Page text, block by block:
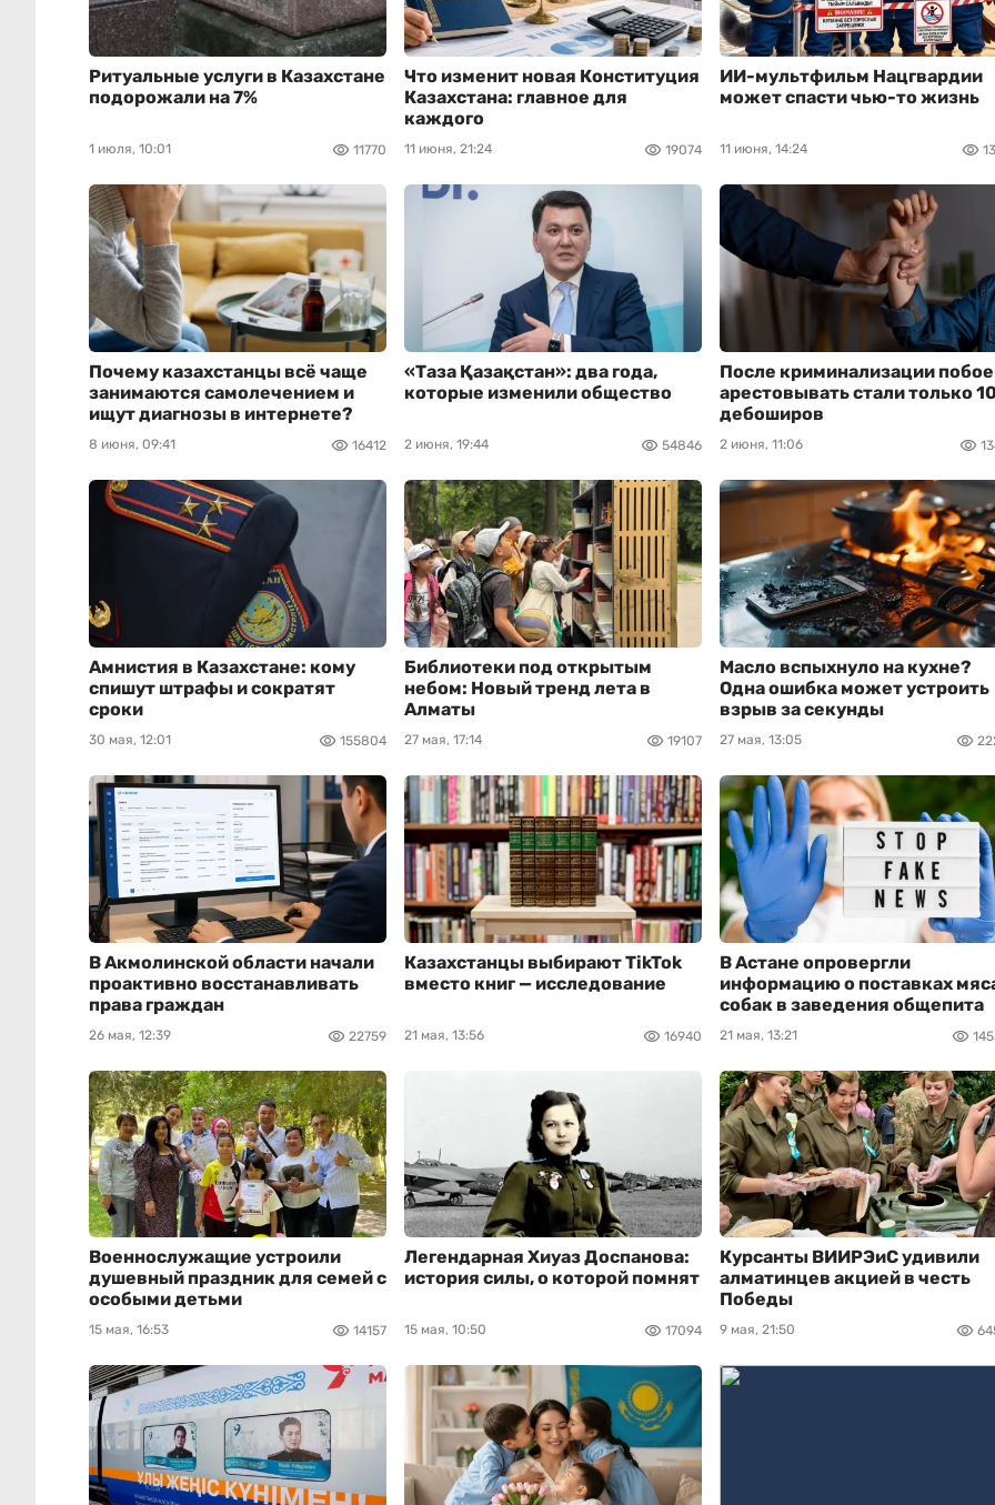
Ритуальные услуги в Казахстане
подорожали на 7%
1 июля, 10:01 11770
Что изменит новая Конституция
Казахстана: главное для
каждого
11 июня, 21:24 19074
ИИ-мультфильм Нацгвардии
может спасти чью-то жизнь
11 июня, 14:24
Почему казахстанцы всё чаще
занимаются самолечением и
ищут диагнозы в интернете?
8 июня, 09:41 16412
«Таза Қазақстан»: два года,
которые изменили общество
2 июня, 19:44 54846
После криминализации
арестовывать стали только
дебоширов
2 июня, 11:06
Амнистия в Казахстане: кому
спишут штрафы и сократят
сроки
30 мая, 12:01 155804
Библиотеки под открытым
небом: Новый тренд лета в
Алматы
27 мая, 17:14 19107
Масло вспыхнуло на кухне?
Одна ошибка может устроить
взрыв за секунды
27 мая, 13:05
В Акмолинской области начали
проактивно восстанавливать
права граждан
26 мая, 12:39 22759
Казахстанцы выбирают TikTok
вместо книг — исследование
21 мая, 13:56 16940
В Астане опровергли
информацию о поставках
собак в заведения общепита
21 мая, 13:21
Военнослужащие устроили
душевный праздник для семей с
особыми детьми
15 мая, 16:53 14157
Легендарная Хиуаз Доспанова:
история силы, о которой помнят
15 мая, 10:50 17094
Курсанты ВИИРЭиС удивили
алматинцев акцией в честь
Победы
9 мая, 21:50